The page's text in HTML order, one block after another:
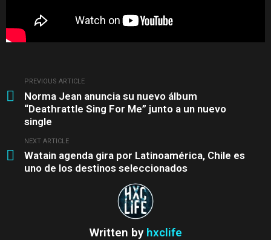
more
PREVIOUS ARTICLE
Norma Jean anuncia su nuevo álbum
“Deathrattle Sing For Me” junto a un nuevo
single
NEXT ARTICLE
Watain agenda gira por Latinoamérica, Chile es
uno de los destinos seleccionados
Written by hxclife